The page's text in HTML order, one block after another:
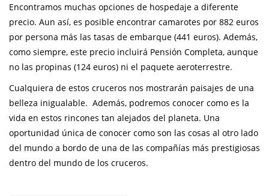
Encontramos muchas opciones de hospedaje a diferente
precio. Aun así, es posible encontrar camarotes por 882 euros
por persona más las tasas de embarque (441 euros). Además,
como siempre, este precio incluirá Pensión Completa, aunque
no las propinas (124 euros) ni el paquete aeroterrestre.
Cualquiera de estos cruceros nos mostrarán paisajes de una
belleza inigualable. Además, podremos conocer como es la
vida en estos rincones tan alejados del planeta. Una
oportunidad única de conocer como son las cosas al otro lado
del mundo a bordo de una de las compañías más prestigiosas
dentro del mundo de los cruceros.